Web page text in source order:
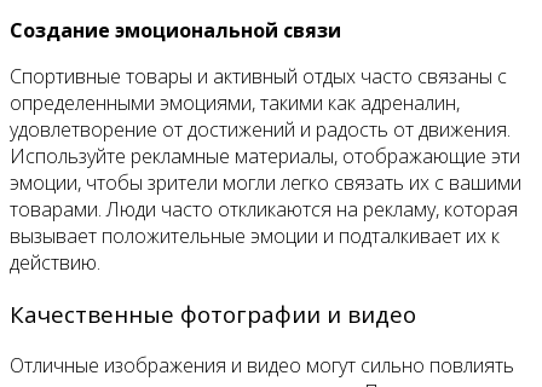
Создание эмоциональной связи
Спортивные товары и активный отдых часто связаны с
определенными эмоциями, такими как адреналин,
удовлетворение от достижений и радость от движения.
Используйте рекламные материалы, отображающие эти
эмоции, чтобы зрители могли легко связать их с вашими
товарами. Люди часто откликаются на рекламу, которая
вызывает положительные эмоции и подталкивает их к
действию.
Качественные фотографии и видео
Отличные изображения и видео могут сильно повлиять